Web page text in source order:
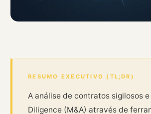
RESUMO EXECUTIVO (TL;DR)
A análise de contratos sigilosos e
Diligence (M&A) através de